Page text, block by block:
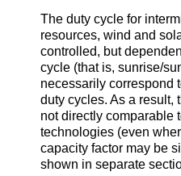
The duty cycle for
resources, wind and
controlled, but
cycle (that is, sunrise/
necessarily correspond
duty cycles. As a result,
not directly comparable
technologies (even
capacity factor may be
shown in separate